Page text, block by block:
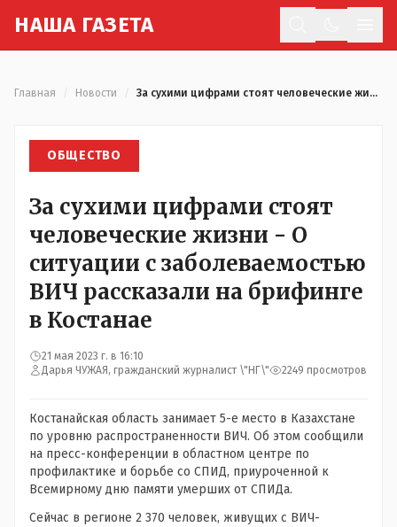
НАША ГАЗЕТА
Главная Новости За сухими цифрами стоят человеческие жизни - О ситуации с заболеваемостью ВИЧ рассказали на брифинге в Костанае
ОБЩЕСТВО
За сухими цифрами стоят
человеческие жизни - О
ситуации с заболеваемостью
ВИЧ рассказали на брифинге
в Костанае
21 мая 2023 г. в 16:10
Дарья ЧУЖАЯ, гражданский журналист \"НГ\"
2249 просмотров
Костанайская область занимает 5-е место в Казахстане
по уровню распространенности ВИЧ. Об этом сообщили
на пресс-конференции в областном центре по
профилактике и борьбе со СПИД, приуроченной к
Всемирному дню памяти умерших от СПИДа.
Сейчас в регионе 2 370 человек, живущих с ВИЧ-